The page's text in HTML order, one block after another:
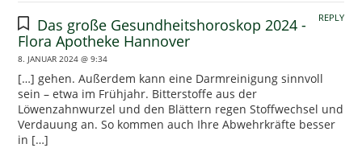
Das große Gesundheitshoroskop 2024 -
Flora Apotheke Hannover
8. JANUAR 2024 @ 9:34
[…] gehen. Außerdem kann eine Darmreinigung sinnvoll
sein – etwa im Frühjahr. Bitterstoffe aus der
Löwenzahnwurzel und den Blättern regen Stoffwechsel und
Verdauung an. So kommen auch Ihre Abwehrkräfte besser
in […]
REPLY